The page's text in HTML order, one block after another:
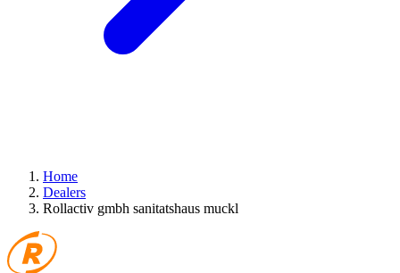
Home
Dealers
Rollactiv gmbh sanitatshaus muckl